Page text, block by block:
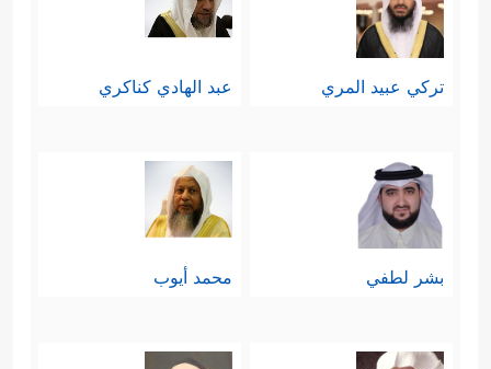
تركي عبيد المري عبد الهادي كناكري
بشر لطفي محمد أيوب